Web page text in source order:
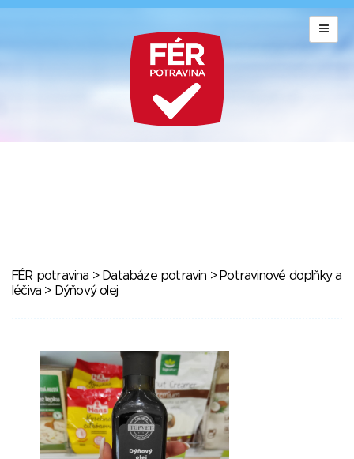
FÉR potravina > Databáze potravin > Potravinové doplňky a
léčiva > Dýňový olej